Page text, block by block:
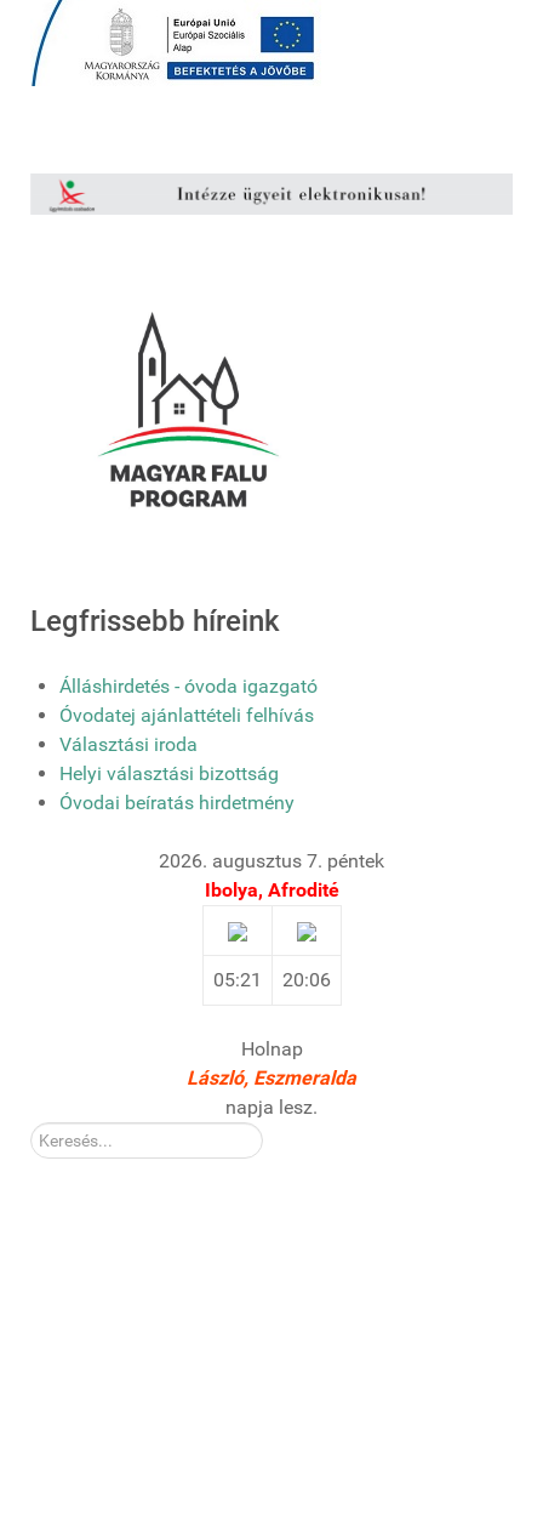
Legfrissebb híreink
Álláshirdetés - óvoda igazgató
Óvodatej ajánlattételi felhívás
Választási iroda
Helyi választási bizottság
Óvodai beíratás hirdetmény
2026. augusztus 7. péntek
Ibolya, Afrodité
05:21 20:06
Holnap
László, Eszmeralda
napja lesz.
Kereső: